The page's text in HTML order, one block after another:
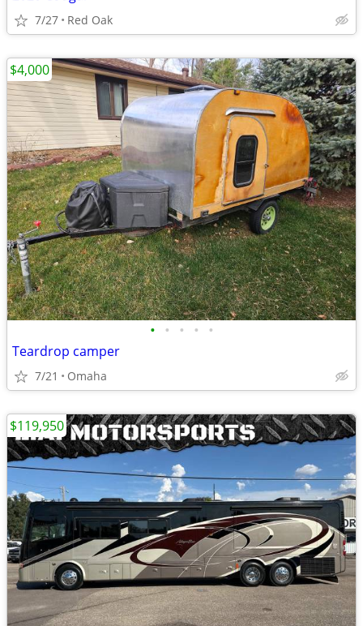
7/27 Red Oak
• • • • •
Teardrop camper
7/21 Omaha
$4,000
$119,950